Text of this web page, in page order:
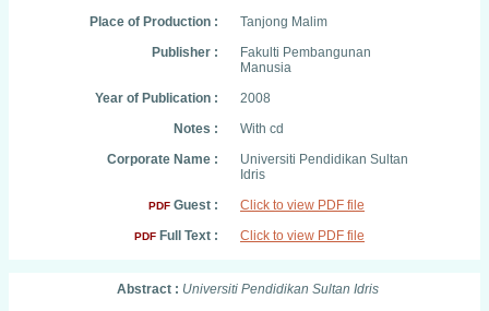
Place of Production :
Tanjong Malim
Publisher :
Fakulti Pembangunan
Manusia
Year of Publication :
2008
Notes :
With cd
Corporate Name :
Universiti Pendidikan Sultan
Idris
PDF Guest : Click to view PDF file
PDF Full Text : Click to view PDF file
Abstract : Universiti Pendidikan Sultan Idris